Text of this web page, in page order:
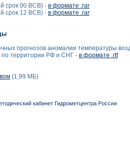
срок 00 ВСВ) - в формате .rar
срок 12 ВСВ) - в формате .rar
прогнозов аномалии температуры
территории РФ и СНГ - в формате .rtf
(1,99 МБ)
кабинет Гидрометцентра России